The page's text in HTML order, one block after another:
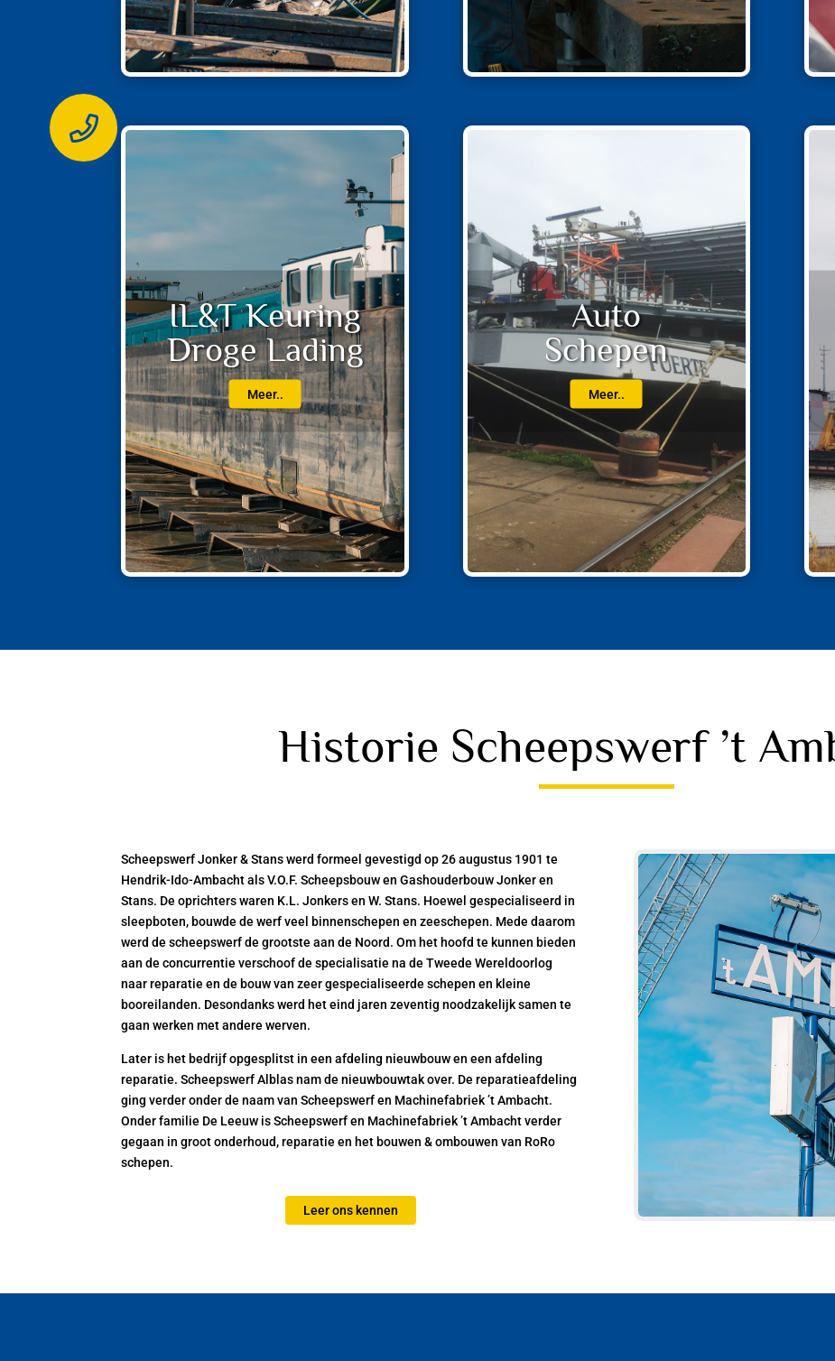
IL&T Keuring
Droge Lading
Meer..
Auto
Schepen
Meer..
Historie Scheepswerf ’t
Scheepswerf Jonker & Stans werd formeel gevestigd op 26 augustus 1901 te
Hendrik-Ido-Ambacht als V.O.F. Scheepsbouw en Gashouderbouw Jonker en
Stans. De oprichters waren K.L. Jonkers en W. Stans. Hoewel gespecialiseerd in
sleepboten, bouwde de werf veel binnenschepen en zeeschepen. Mede daarom
werd de scheepswerf de grootste aan de Noord. Om het hoofd te kunnen bieden
aan de concurrentie verschoof de specialisatie na de Tweede Wereldoorlog
naar reparatie en de bouw van zeer gespecialiseerde schepen en kleine
booreilanden. Desondanks werd het eind jaren zeventig noodzakelijk samen te
gaan werken met andere werven.
Later is het bedrijf opgesplitst in een afdeling nieuwbouw en een afdeling
reparatie. Scheepswerf Alblas nam de nieuwbouwtak over. De reparatieafdeling
ging verder onder de naam van Scheepswerf en Machinefabriek ’t Ambacht.
Onder familie De Leeuw is Scheepswerf en Machinefabriek ’t Ambacht verder
gegaan in groot onderhoud, reparatie en het bouwen & ombouwen van RoRo
schepen.
Leer ons kennen